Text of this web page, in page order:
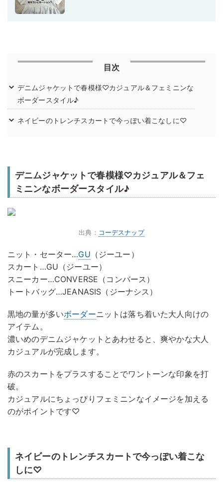
目次
デニムジャケットで春模様♡カジュアル＆フェミニンな
ボーダースタイル♪
ネイビーのトレンチスカートで今っぽい着こなしに♡
デニムジャケットで春模様♡カジュアル＆フェ
ミニンなボーダースタイル♪
出典： コーデスナップ
ニット・セーター…GU （ジーユー）
スカート…GU（ジーユー）
スニーカー…CONVERSE（コンバース）
トートバッグ…JEANASIS（ジーナシス）
黒地の量が多いボーダーニットは落ち着いた大人向けの
アイテム。
濃いめのデニムジャケットとあわせると、爽やかな大人
カジュアルが完成します。
赤のスカートをプラスすることでワントーンな印象を打
破。
カジュアルにちょっぴりフェミニンなイメージを加える
のがポイントです♡
ネイビーのトレンチスカートで今っぽい着こな
しに♡